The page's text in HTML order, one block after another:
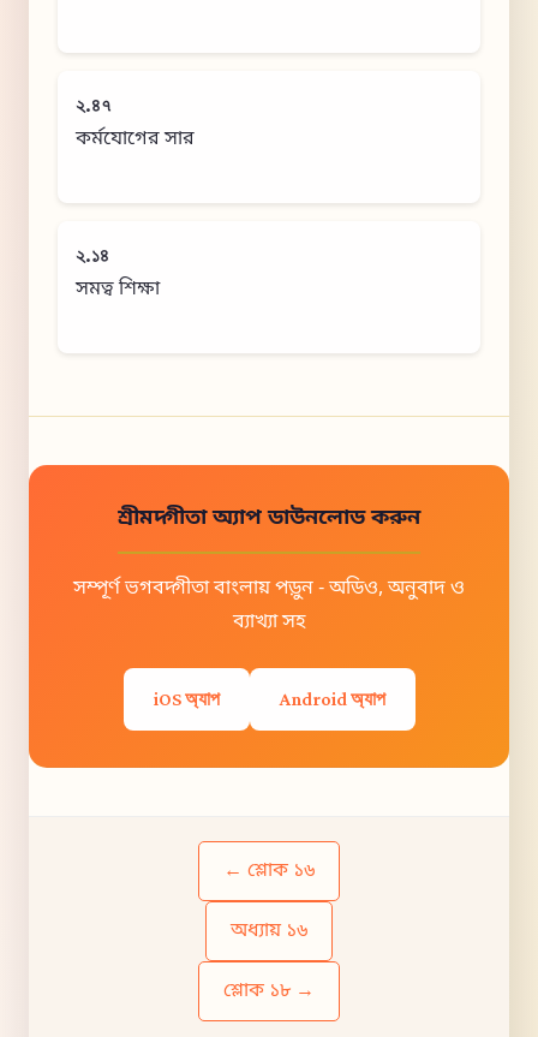
২.৪৭
কর্মযোগের সার
২.১৪
সমত্ব শিক্ষা
শ্রীমদ্গীতা অ্যাপ ডাউনলোড করুন
সম্পূর্ণ ভগবদ্গীতা বাংলায় পড়ুন - অডিও, অনুবাদ ও
ব্যাখ্যা সহ
iOS অ্যাপ Android অ্যাপ
← শ্লোক ১৬
অধ্যায় ১৬
শ্লোক ১৮ →